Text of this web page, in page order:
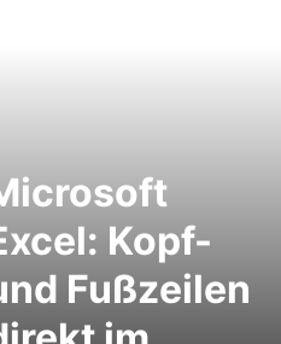
Kopf-
Fußzeilen